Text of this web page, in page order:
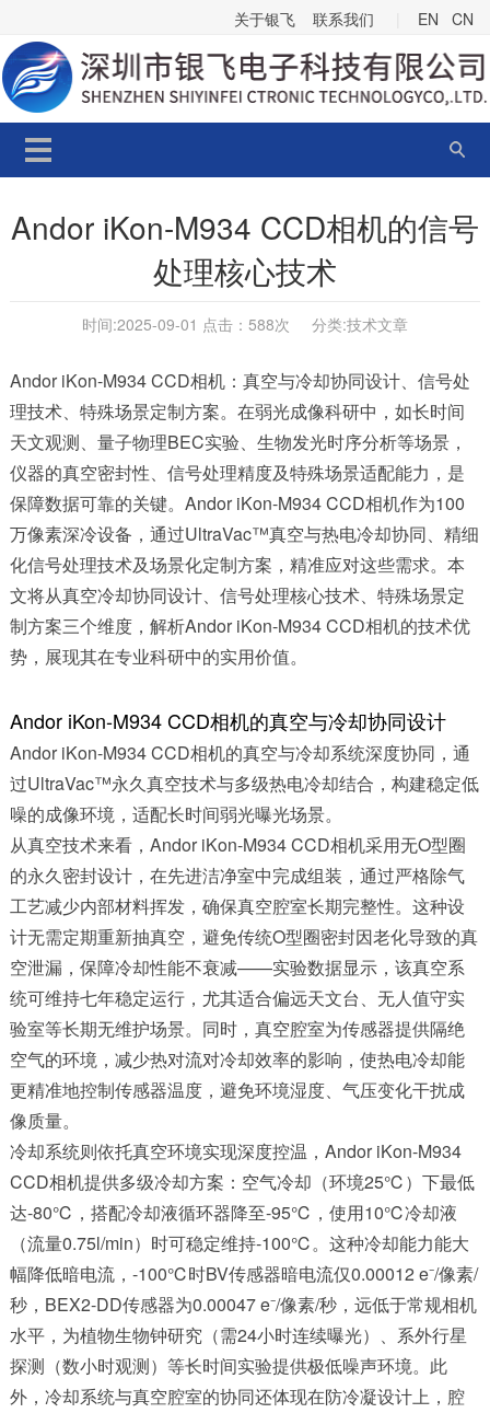
关于银飞 联系我们 EN CN
Andor iKon-M934 CCD相机的信号
处理核心技术
时间:2025-09-01 点击： 588次 分类:技术文章
Andor iKon-M934CCD相机：真空与冷却协同设计、信号处
理技术、特殊场景定制方案。在弱光成像科研中，如长时间
天文观测、量子物理BEC实验、生物发光时序分析等场景，
仪器的真空密封性、信号处理精度及特殊场景适配能力，是
保障数据可靠的关键。Andor iKon-M934 CCD相机作为100
万像素深冷设备，通过UltraVac™真空与热电冷却协同、精细
化信号处理技术及场景化定制方案，精准应对这些需求。本
文将从真空冷却协同设计、信号处理核心技术、特殊场景定
制方案三个维度，解析Andor iKon-M934 CCD相机的技术优
势，展现其在专业科研中的实用价值。
Andor iKon-M934 CCD相机的真空与冷却协同设计
Andor iKon-M934 CCD相机的真空与冷却系统深度协同，通
过UltraVac™永久真空技术与多级热电冷却结合，构建稳定低
噪的成像环境，适配长时间弱光曝光场景。
从真空技术来看，Andor iKon-M934 CCD相机采用无O型圈
的永久密封设计，在先进洁净室中完成组装，通过严格除气
工艺减少内部材料挥发，确保真空腔室长期完整性。这种设
计无需定期重新抽真空，避免传统O型圈密封因老化导致的真
空泄漏，保障冷却性能不衰减——实验数据显示，该真空系
统可维持七年稳定运行，尤其适合偏远天文台、无人值守实
验室等长期无维护场景。同时，真空腔室为传感器提供隔绝
空气的环境，减少热对流对冷却效率的影响，使热电冷却能
更精准地控制传感器温度，避免环境湿度、气压变化干扰成
像质量。
冷却系统则依托真空环境实现深度控温，Andor iKon-M934
CCD相机提供多级冷却方案：空气冷却（环境25℃）下最低
达-80℃，搭配冷却液循环器降至-95℃，使用10℃冷却液
（流量0.75l/min）时可稳定维持-100℃。这种冷却能力能大
幅降低暗电流，-100℃时BV传感器暗电流仅0.00012 e⁻/像素/
秒，BEX2-DD传感器为0.00047 e⁻/像素/秒，远低于常规相机
水平，为植物生物钟研究（需24小时连续曝光）、系外行星
探测（数小时观测）等长时间实验提供极低噪声环境。此
外，冷却系统与真空腔室的协同还体现在防冷凝设计上，腔